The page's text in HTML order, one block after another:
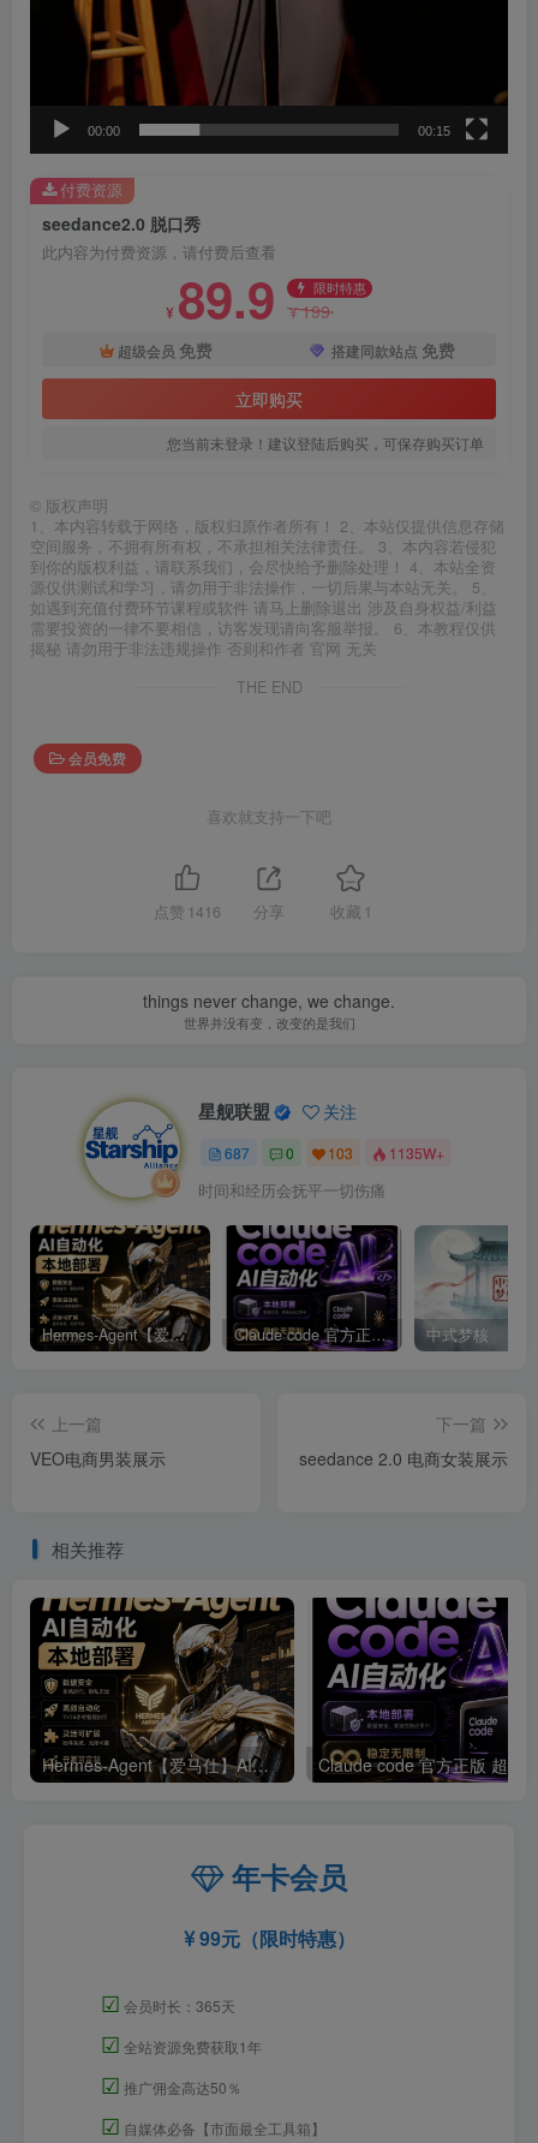
00:00 00:15
seedance2.0 脱口秀
此内容为付费资源，请付费后查看
¥ 89.9 限时特惠
¥199
超级会员 免费 搭建同款站点 免费
立即购买
您当前未登录！建议登陆后购买，可保存购买订单
付费资源
© 版权声明
1、本内容转载于网络，版权归原作者所有！ 2、本站仅提供信息存储
空间服务，不拥有所有权，不承担相关法律责任。 3、本内容若侵犯
到你的版权利益，请联系我们，会尽快给予删除处理！ 4、本站全资
源仅供测试和学习，请勿用于非法操作，一切后果与本站无关。 5、
如遇到充值付费环节课程或软件 请马上删除退出 涉及自身权益/利益
需要投资的一律不要相信，访客发现请向客服举报。 6、本教程仅供
揭秘 请勿用于非法违规操作 否则和作者 官网 无关
THE END
会员免费
喜欢就支持一下吧
点赞 1416 分享 收藏 1
things never change, we change.
世界并没有变，改变的是我们
星舰联盟 关注
687 0 103 1135W+
时间和经历会抚平一切伤痛
Hermes-Agent【爱马仕】AI自动化部署【会员免费领取安装包】 Claude code 官方正版 超强工具【会员免费领取安装包】 中式梦核
上一篇
VEO电商男装展示
下一篇
seedance 2.0 电商女装展示
相关推荐
Hermes-Agent【爱马仕】AI自动化部署【会员免费领取安装包】
年卡会员
99元（限时特惠）
☑ 会员时长：365天
☑ 全站资源免费获取1年
☑ 推广佣金高达50％
☑ 自媒体必备【市面最全工具箱】